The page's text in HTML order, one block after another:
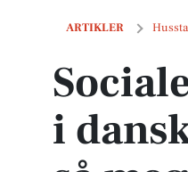
ARTIKLER
Sociale medier har
i